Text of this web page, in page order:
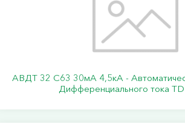
АВДТ 32 C63 30мА 4,5кА -
Дифференциального тока